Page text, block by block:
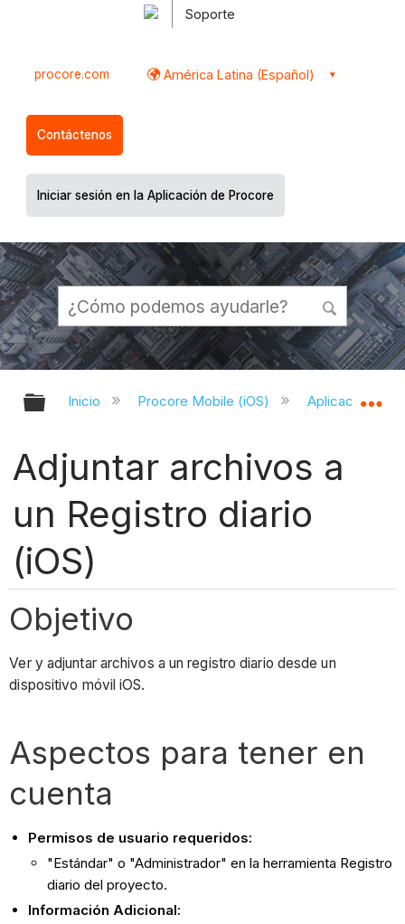
Soporte
procore.com América Latina (Español)
Contáctenos
Iniciar sesión en la Aplicación de Procore
Expandir/contraer jerarquía global
Inicio Procore Mobile (iOS) Aplicación iOS
Adjuntar archivos a
un Registro diario
(iOS)
Objetivo
Ver y adjuntar archivos a un registro diario desde un
dispositivo móvil iOS.
Aspectos para tener en
cuenta
Permisos de usuario requeridos:
"Estándar" o "Administrador" en la herramienta Registro
diario del proyecto.
Información Adicional: